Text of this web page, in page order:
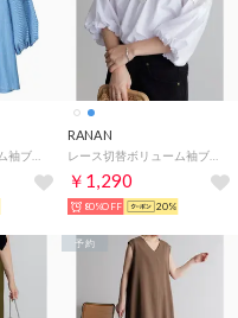
RANAN
レース切替ボリューム袖ブラウス （ホワイト）
￥1,290
80%OFF 20%
予約